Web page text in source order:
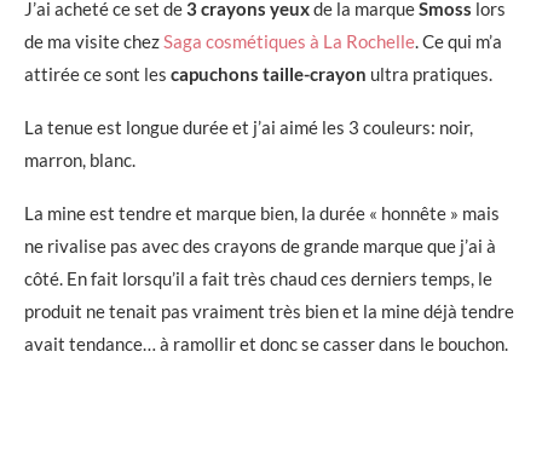
J’ai acheté ce set de3 crayons yeuxde la marqueSmoss lors
de ma visite chezSaga cosmétiques à La Rochelle. Ce qui m’a
attirée ce sont les capuchons taille-crayon ultra pratiques.
La tenue est longue durée et j’ai aimé les 3 couleurs: noir,
marron, blanc.
La mine est tendre et marque bien, la durée « honnête » mais
ne rivalise pas avec des crayons de grande marque que j’ai à
côté. En fait lorsqu’il a fait très chaud ces derniers temps, le
produit ne tenait pas vraiment très bien et la mine déjà tendre
avait tendance… à ramollir et donc se casser dans le bouchon.